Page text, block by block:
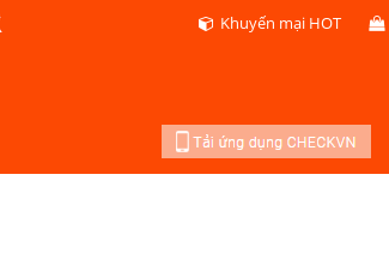
Khuyến mại HOT